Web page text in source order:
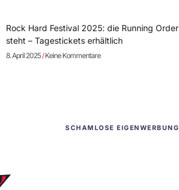
Rock Hard Festival 2025: die Running Order
steht – Tagestickets erhältlich
8. April 2025 Keine Kommentare
SCHAMLOSE EIGENWERBUNG